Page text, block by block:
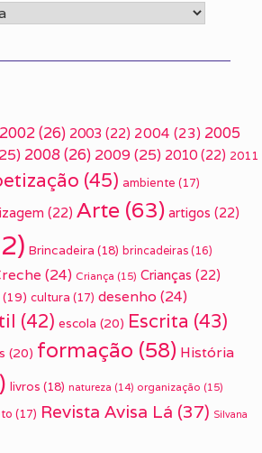
2002(26) 2003 (22) 2004 (23) 2005
2008(26) 2009(25) 2010 (22) 2011
(45) ambiente (17)
(22) Arte (63) artigos (22)
Brincadeira (18) brincadeiras (16)
(24) Criança (15) Crianças (22)
(19) cultura (17) desenho (24)
(42) escola (20) Escrita (43)
(20) formação (58) História
livros (18) natureza (14) organização (15)
(17) Revista Avisa Lá (37) Silvana